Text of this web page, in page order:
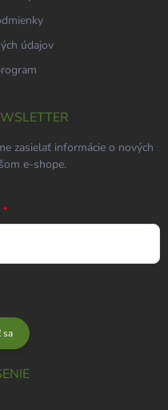
údajov
zasielať informácie o nových
e-shope.
sa